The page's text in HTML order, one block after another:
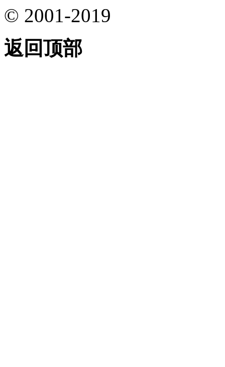
© 2001-2019
返回顶部